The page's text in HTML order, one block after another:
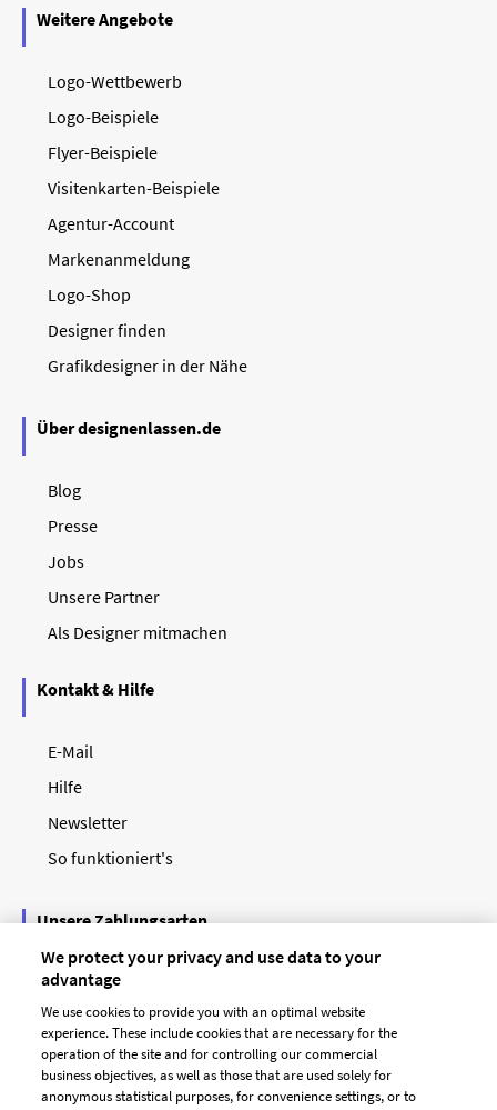
Weitere Angebote
Logo-Wettbewerb
Logo-Beispiele
Flyer-Beispiele
Visitenkarten-Beispiele
Agentur-Account
Markenanmeldung
Logo-Shop
Designer finden
Grafikdesigner in der Nähe
Über designenlassen.de
Blog
Presse
Jobs
Unsere Partner
Als Designer mitmachen
Kontakt & Hilfe
E-Mail
Hilfe
Newsletter
So funktioniert's
Unsere Zahlungsarten
We protect your privacy and use data to your
advantage
We use cookies to provide you with an optimal website
experience. These include cookies that are necessary for the
operation of the site and for controlling our commercial
business objectives, as well as those that are used solely for
anonymous statistical purposes, for convenience settings, or to